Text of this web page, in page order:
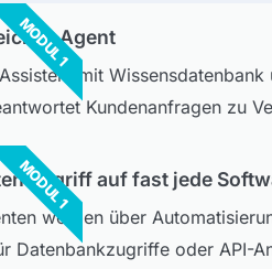
Agent
mit
Kundenanfragen zu
MODUL 1
Zugriff auf fast jede
werden über
Datenbankzugriffe oder API-
MODUL 1